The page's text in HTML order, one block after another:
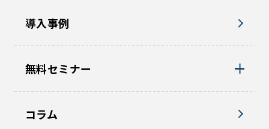
導入事例
無料セミナー
コラム